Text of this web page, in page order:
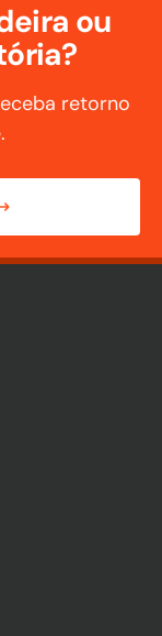
ou
retorno